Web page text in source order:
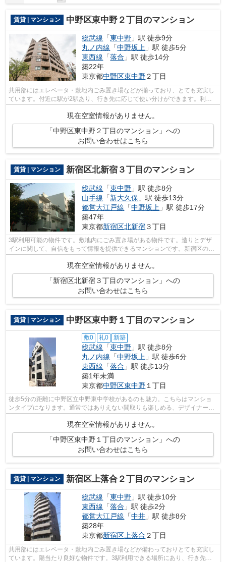
賃貸 | マンション 中野区東中野２丁目のマンション
総武線 「東中野 」駅 徒歩9分
丸ノ内線 「中野坂上 」駅 徒歩5分
東西線 「落合 」駅 徒歩14分
築22年
東京都中野区東中野２丁目
共用部にはエレベータ・敷地内ごみ置き場などが揃っており、とても充実し
ています。付近に駅が2駅あり、行き先に応じて使い分けができます。利便
性の高い徒歩9分の物件です。こちらの...
現在空室情報がありません。
「中野区東中野２丁目のマンション」への
お問い合わせはこちら
賃貸 | マンション 新宿区北新宿３丁目のマンション
総武線 「東中野 」駅 徒歩8分
山手線 「新大久保 」駅 徒歩13分
都営大江戸線 「中野坂上 」駅 徒歩17分
築47年
東京都新宿区北新宿３丁目
3駅利用可能の物件です。敷地内にごみ置き場がある物件です。造りとデザ
インに関して、自信をもって情報を提供できるマンションです。新宿区の総
現在空室情報がありません。
「新宿区北新宿３丁目のマンション」への
お問い合わせはこちら
賃貸 | マンション 中野区東中野１丁目のマンション
敷0 礼0 新築
総武線 「東中野 」駅 徒歩8分
丸ノ内線 「中野坂上 」駅 徒歩6分
東西線 「落合 」駅 徒歩13分
築1年未満
東京都中野区東中野 １丁目
徒歩5分の距離に中野区立中野東中学校があるのも魅力。こちらはマンショ
ンタイプになります。通常ではありえない間取りも楽しめる、デザイナーズ
現在空室情報がありません。
「中野区東中野１丁目のマンション」への
お問い合わせはこちら
賃貸 | マンション 新宿区上落合２丁目のマンション
総武線 「東中野 」駅 徒歩10分
東西線 「落合 」駅 徒歩2分
都営大江戸線 「中井 」駅 徒歩8分
築28年
東京都新宿区上落合 ２丁目
共用部にはエレベータ・敷地内ごみ置き場などが備わっておりとても充実し
ています。陽当たり良好な物件です。3駅利用できる場所にあり、行き先に